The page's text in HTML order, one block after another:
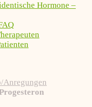
Hormone –